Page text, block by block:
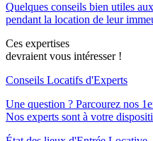
Quelques conseils bien utiles
pendant la location de leur
Ces expertises
devraient vous intéresser !
Conseils Locatifs d'Experts
Une question ? Parcourez nos
Nos experts sont à votre